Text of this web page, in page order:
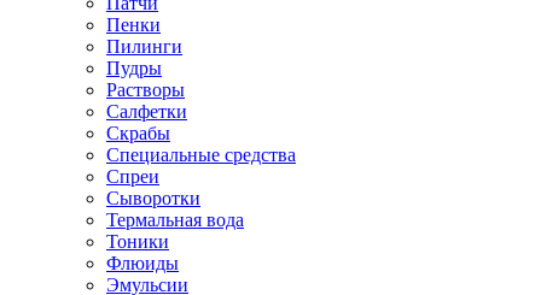
Пенки
Пилинги
Пудры
Растворы
Салфетки
Скрабы
Специальные средства
Спреи
Сыворотки
Термальная вода
Тоники
Флюиды
Эмульсии